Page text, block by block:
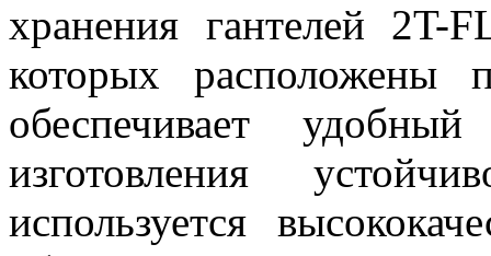
хранения гантелей 2T-
которых расположены
обеспечивает
изготовления
используется